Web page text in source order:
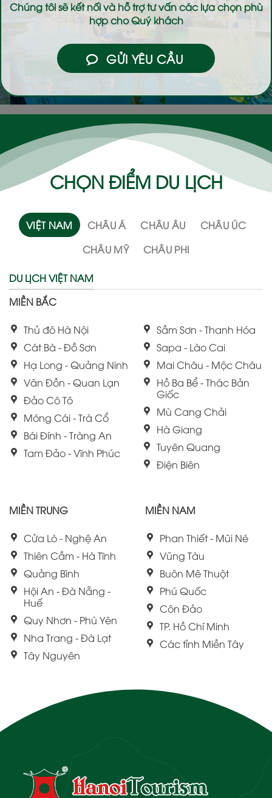
Chúng tôi sẽ kết nối và hỗ trợ tư vấn các lựa chọn phù
hợp cho Quý khách
GỬI YÊU CẦU
CHỌN ĐIỂM DU LỊCH
VIỆT NAM CHÂU Á CHÂU ÂU
CHÂU ÚC
CHÂU MỸ
CHÂU PHI
DU LỊCH VIỆT NAM
MIỀN BẮC
Thủ đô Hà Nội
Cát Bà - Đồ Sơn
Hạ Long - Quảng Ninh
Vân Đồn - Quan Lạn
Đảo Cô Tô
Móng Cái - Trà Cổ
Bái Đính - Tràng An
Tam Đảo - Vĩnh Phúc
Sầm Sơn - Thanh Hóa
Sapa - Lào Cai
Mai Châu - Mộc Châu
Hồ Ba Bể - Thác Bản
Giốc
Mù Cang Chải
Hà Giang
Tuyên Quang
Điện Biên
MIỀN TRUNG
Cửa Lò - Nghệ An
Thiên Cầm - Hà Tĩnh
Quảng Bình
Hội An - Đà Nẵng -
Huế
Quy Nhơn - Phú Yên
Nha Trang - Đà Lạt
Tây Nguyên
MIỀN NAM
Phan Thiết - Mũi Né
Vũng Tàu
Buôn Mê Thuột
Phú Quốc
Côn Đảo
TP. Hồ Chí Minh
Các tỉnh Miền Tây